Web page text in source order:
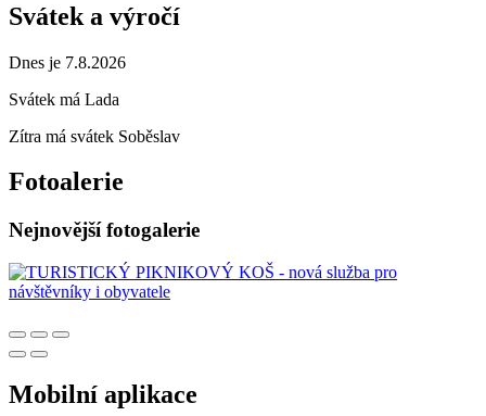
Svátek a výročí
Dnes je 7.8.2026
Svátek má Lada
Zítra má svátek Soběslav
Fotoalerie
Nejnovější fotogalerie
Mobilní aplikace